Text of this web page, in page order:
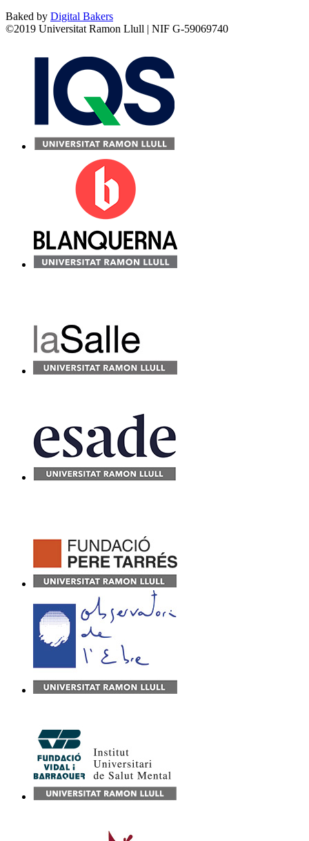
Baked by Digital Bakers
©2019 Universitat Ramon Llull | NIF G-59069740